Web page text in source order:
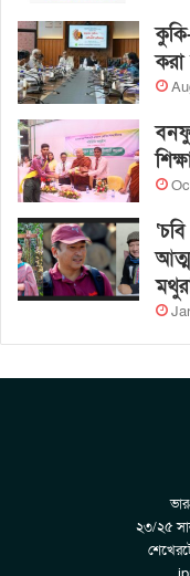
২৩/২৫